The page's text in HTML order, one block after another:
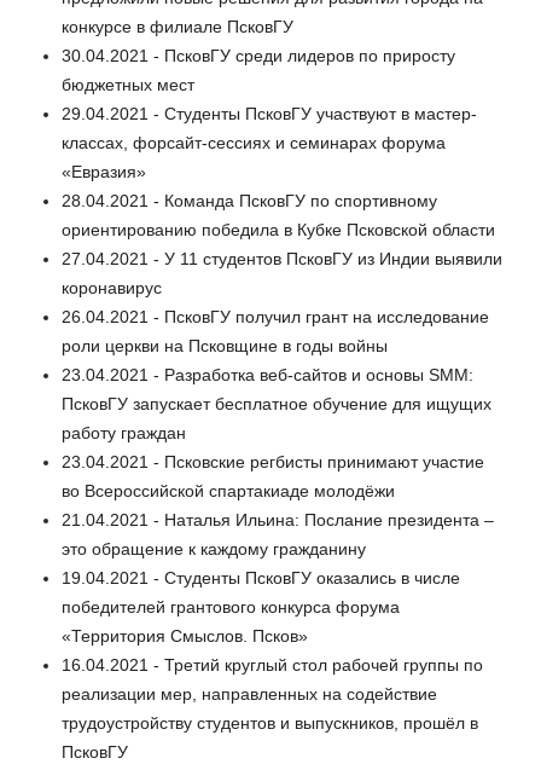
конкурсе в филиале ПсковГУ
30.04.2021 - ПсковГУ среди лидеров по приросту
бюджетных мест
29.04.2021 - Студенты ПсковГУ участвуют в мастер-
классах, форсайт-сессиях и семинарах форума
«Евразия»
28.04.2021 - Команда ПсковГУ по спортивному
ориентированию победила в Кубке Псковской области
27.04.2021 - У 11 студентов ПсковГУ из Индии выявили
коронавирус
26.04.2021 - ПсковГУ получил грант на исследование
роли церкви на Псковщине в годы войны
23.04.2021 - Разработка веб-сайтов и основы SMM:
ПсковГУ запускает бесплатное обучение для ищущих
работу граждан
23.04.2021 - Псковские регбисты принимают участие
во Всероссийской спартакиаде молодёжи
21.04.2021 - Наталья Ильина: Послание президента –
это обращение к каждому гражданину
19.04.2021 - Студенты ПсковГУ оказались в числе
победителей грантового конкурса форума
«Территория Смыслов. Псков»
16.04.2021 - Третий круглый стол рабочей группы по
реализации мер, направленных на содействие
трудоустройству студентов и выпускников, прошёл в
ПсковГУ